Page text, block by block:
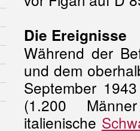
Die Ereignisse
Während der
und dem
September
(1.200
italienische